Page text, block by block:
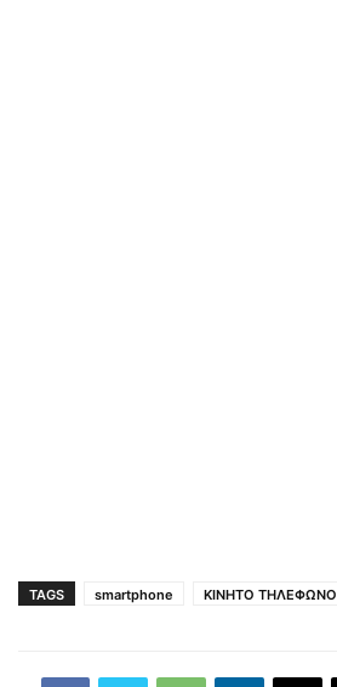
TAGS smartphone ΚΙΝΗΤΟ ΤΗΛΕΦΩΝΟ